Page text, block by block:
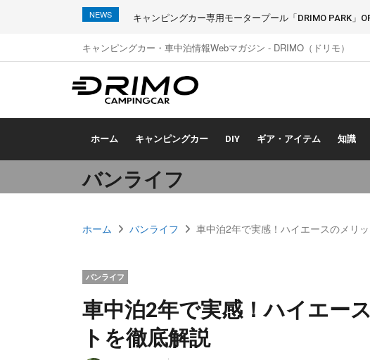
NEWS キャンピングカー専用モータープール「DRIMO PARK」
キャンピングカー・車中泊情報Webマガジン - DRIMO（ドリモ）
ホーム キャンピングカー DIY ギア・アイテム 知識
バンライフ
ホーム バンライフ 車中泊2年で実感！ハイエースのメリ
バンライフ
車中泊2年で実感！ハイエー
トを徹底解説